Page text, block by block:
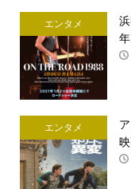
エンタメ
エンタメ